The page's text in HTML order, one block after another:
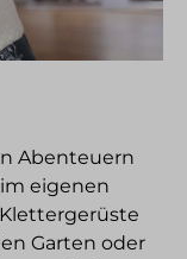
Abenteuern
eigenen
Garten oder